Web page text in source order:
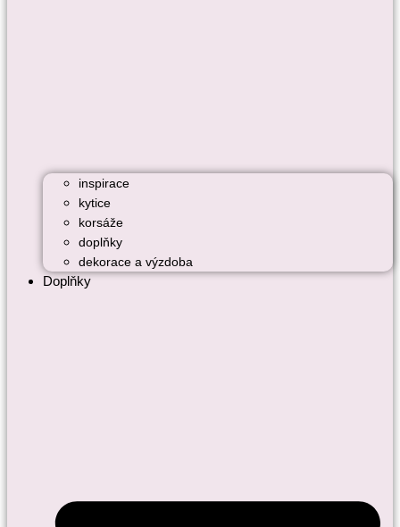
inspirace
kytice
korsáže
doplňky
dekorace a výzdoba
Doplňky